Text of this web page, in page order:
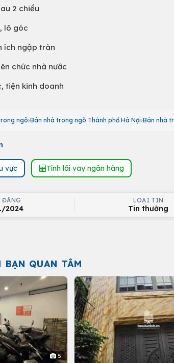
2 chiều
lô góc
ích ngập tràn
chức nhà nước
tiện kinh doanh
ngõ Bán nhà trong ngõ Thành phố Hà Nội Bán nhà
vực Tính lãi vay ngân hàng
ĐĂNG
2024
LOẠI TIN
Tin thường
QUAN TÂM
5